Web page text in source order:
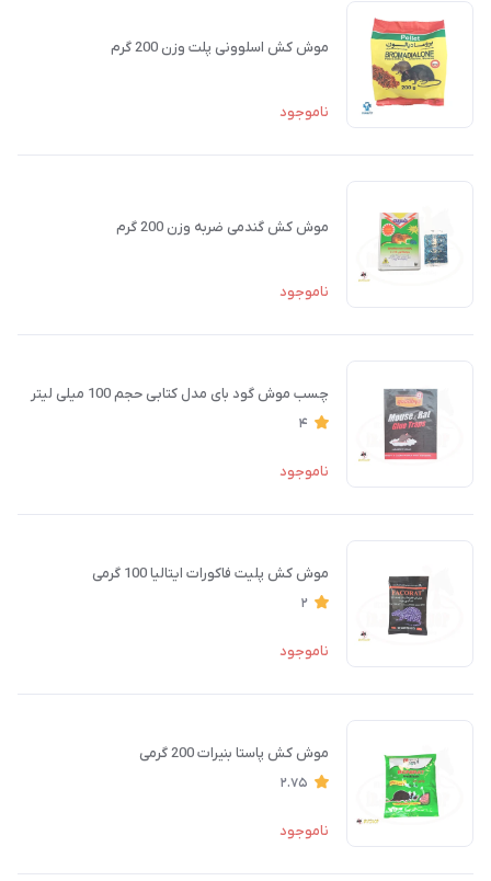
موش کش اسلوونی پلت وزن 200 گرم
ناموجود
موش کش گندمی ضربه وزن 200 گرم
ناموجود
چسب موش گود بای مدل کتابی حجم 100 میلی لیتر
4
ناموجود
موش کش پلیت فاکورات ایتالیا 100 گرمی
2
ناموجود
موش کش پاستا بنیرات 200 گرمی
2.75
ناموجود